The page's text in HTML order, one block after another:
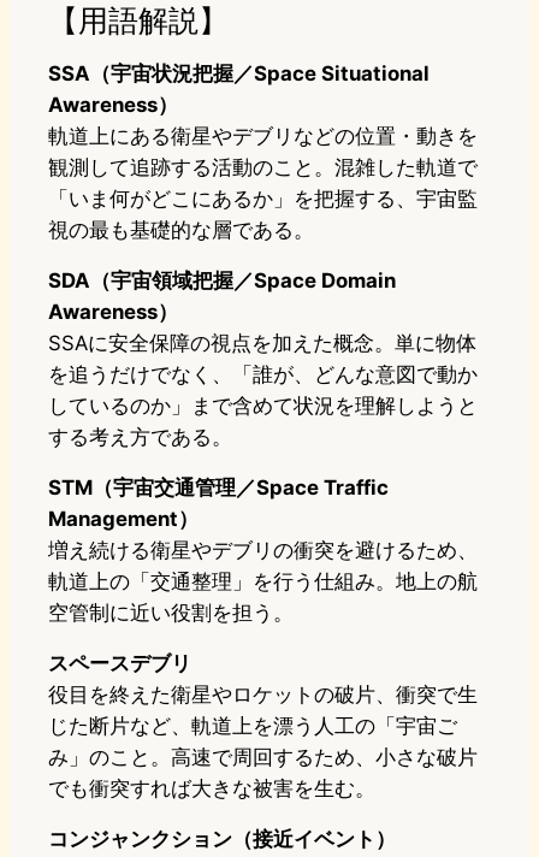
【用語解説】
SSA（宇宙状況把握／Space Situational
Awareness）
軌道上にある衛星やデブリなどの位置・動きを
観測して追跡する活動のこと。混雑した軌道で
「いま何がどこにあるか」を把握する、宇宙監
視の最も基礎的な層である。
SDA（宇宙領域把握／Space Domain
Awareness）
SSAに安全保障の視点を加えた概念。単に物体
を追うだけでなく、「誰が、どんな意図で動か
しているのか」まで含めて状況を理解しようと
する考え方である。
STM（宇宙交通管理／Space Traffic
Management）
増え続ける衛星やデブリの衝突を避けるため、
軌道上の「交通整理」を行う仕組み。地上の航
空管制に近い役割を担う。
スペースデブリ
役目を終えた衛星やロケットの破片、衝突で生
じた断片など、軌道上を漂う人工の「宇宙ご
み」のこと。高速で周回するため、小さな破片
でも衝突すれば大きな被害を生む。
コンジャンクション（接近イベント）